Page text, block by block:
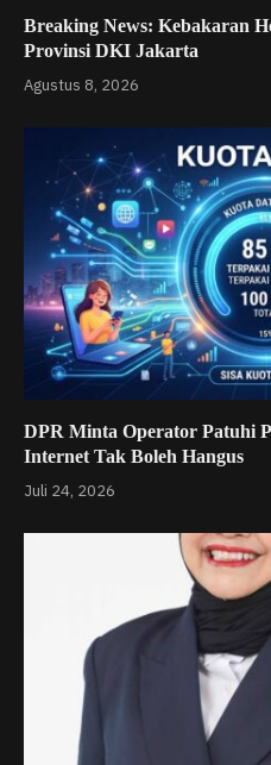
Breaking News: Kebakaran
Provinsi DKI Jakarta
Agustus 8, 2026
DPR Minta Operator Patuhi
Internet Tak Boleh Hangus
Juli 24, 2026